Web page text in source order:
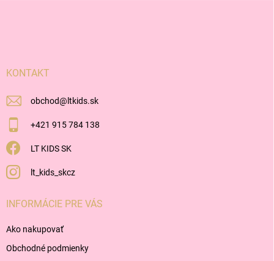
KONTAKT
obchod@ ltkids.sk
+421 915 784 138
LT KIDS SK
lt_kids_skcz
INFORMÁCIE PRE VÁS
Ako nakupovať
Obchodné podmienky